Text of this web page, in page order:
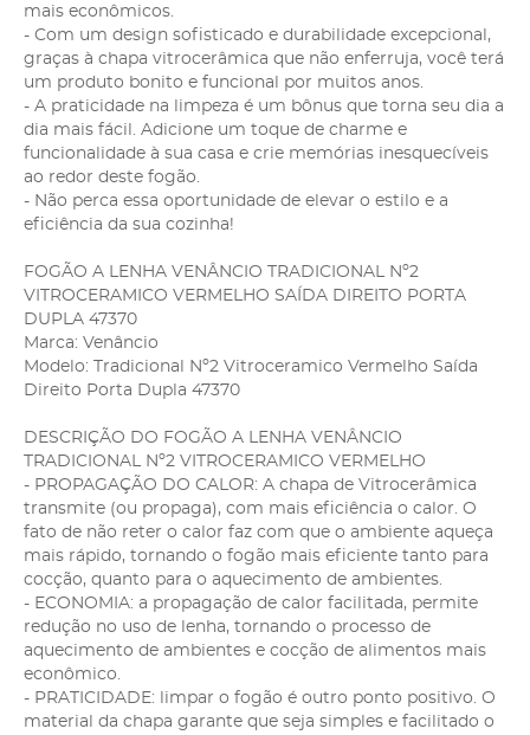
mais econômicos.
- Com um design sofisticado e durabilidade excepcional,
graças à chapa vitrocerâmica que não enferruja, você terá
um produto bonito e funcional por muitos anos.
- A praticidade na limpeza é um bônus que torna seu dia a
dia mais fácil. Adicione um toque de charme e
funcionalidade à sua casa e crie memórias inesquecíveis
ao redor deste fogão.
- Não perca essa oportunidade de elevar o estilo e a
eficiência da sua cozinha!
FOGÃO A LENHA VENÂNCIO TRADICIONAL Nº2
VITROCERAMICO VERMELHO SAÍDA DIREITO PORTA
DUPLA 47370
Marca: Venâncio
Modelo: Tradicional Nº2 Vitroceramico Vermelho Saída
Direito Porta Dupla 47370
DESCRIÇÃO DO FOGÃO A LENHA VENÂNCIO
TRADICIONAL Nº2 VITROCERAMICO VERMELHO
- PROPAGAÇÃO DO CALOR: A chapa de Vitrocerâmica
transmite (ou propaga), com mais eficiência o calor. O
fato de não reter o calor faz com que o ambiente aqueça
mais rápido, tornando o fogão mais eficiente tanto para
cocção, quanto para o aquecimento de ambientes.
- ECONOMIA: a propagação de calor facilitada, permite
redução no uso de lenha, tornando o processo de
aquecimento de ambientes e cocção de alimentos mais
econômico.
- PRATICIDADE: limpar o fogão é outro ponto positivo. O
material da chapa garante que seja simples e facilitado o